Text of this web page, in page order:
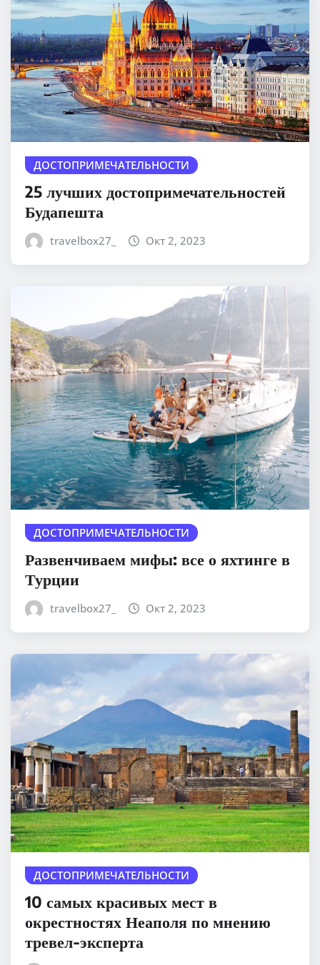
ДОСТОПРИМЕЧАТЕЛЬНОСТИ
25 лучших достопримечательностей
Будапешта
travelbox27_ Окт 2, 2023
ДОСТОПРИМЕЧАТЕЛЬНОСТИ
Развенчиваем мифы: все о яхтинге в
Турции
travelbox27_ Окт 2, 2023
ДОСТОПРИМЕЧАТЕЛЬНОСТИ
10 самых красивых мест в
окрестностях Неаполя по мнению
тревел-эксперта